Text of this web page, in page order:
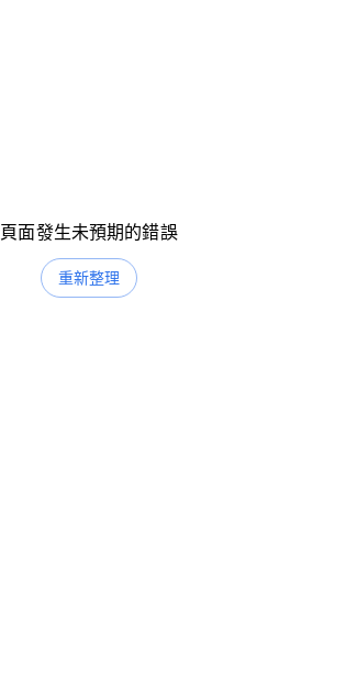
頁面發生未預期的錯誤
重新整理